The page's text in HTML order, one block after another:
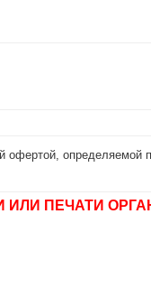
офертой, определяемой
ИЛИ ПЕЧАТИ